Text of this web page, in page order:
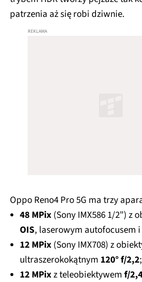
patrzenia aż się robi dziwnie.
Oppo Reno4 Pro 5G ma trzy
48 MPix(Sony IMX5861/2") z
OIS, laserowym autofocusem
12 MPix(Sony IMX708) z
ultraszerokokątnym 120° f/2,2;
12 MPixz teleobiektywemf/